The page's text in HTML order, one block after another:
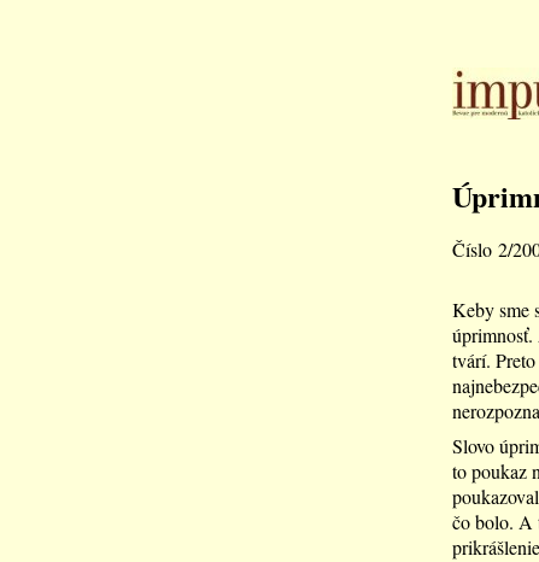
Číslo 2/
Keby sme
úprimnosť.
tvárí.
Slovo
to poukaz
čo bolo. A